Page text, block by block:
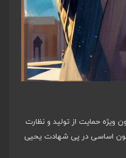
حمایت از تولید و نظارت
سیاست‌های کلی اصل ۴۴ قانون اساسی در پی شهادت یحیی